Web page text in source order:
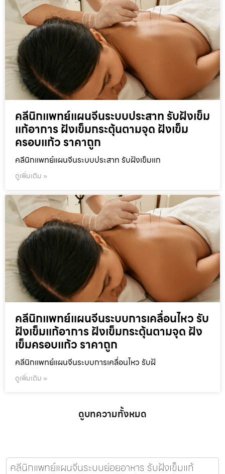
คลีนิกแพทย์แผนจีนระบบประสาท รับฝังเข็ม
แก้อาการ ฝังเข็มกระตุ้นตามจุด ฝังเข็ม
ครอบแก้ว ราคาถูก
คลีนิกแพทย์แผนจีนระบบประสาท รับฝังเข็มแก
ดูเพิ่มเติม »
คลีนิกแพทย์แผนจีนระบบการเคลื่อนไหว รับ
ฝังเข็มแก้อาการ ฝังเข็มกระตุ้นตามจุด ฝัง
เข็มครอบแก้ว ราคาถูก
คลีนิกแพทย์แผนจีนระบบการเคลื่อนไหว รับฝั
ดูเพิ่มเติม »
ดูบทความทั้งหมด
คลีนิกแพทย์แผนจีนระบบย่อยอาหาร รับฝังเข็มแก้